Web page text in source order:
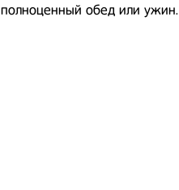
полноценный обед или ужин.